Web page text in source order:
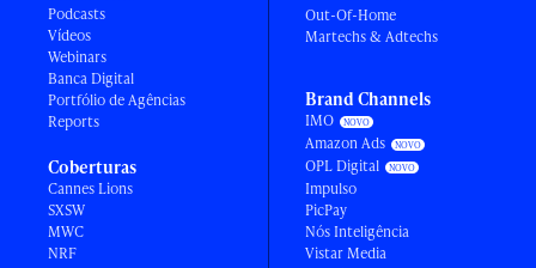
Podcasts
Vídeos
Webinars
Banca Digital
Portfólio de Agências
Reports
Coberturas
Cannes Lions
SXSW
MWC
NRF
Out-Of-Home
Martechs & Adtechs
Brand Channels
IMO
Amazon Ads
OPL Digital
Impulso
PicPay
Nós Inteligência
Vistar Media